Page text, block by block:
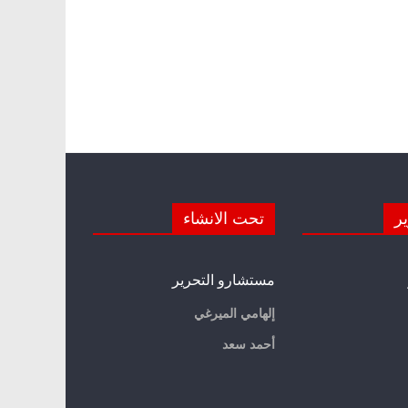
تحت الانشاء
مستشارو التحرير
إلهامي الميرغي
أحمد سعد